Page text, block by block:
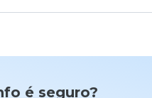
é seguro?